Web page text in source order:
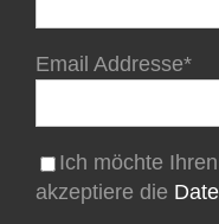
Email Addresse*
Ich möchte
akzeptiere die